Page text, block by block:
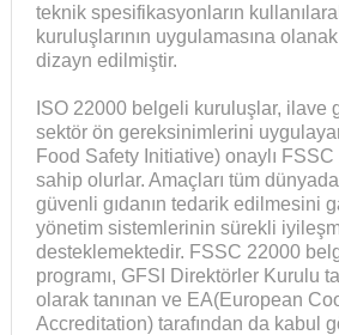
teknik spesifikasyonların
kuruluşlarının uygulamasına
dizayn edilmiştir.
ISO 22000 belgeli kuruluşlar, ilave
sektör ön gereksinimlerini
Food Safety Initiative) onaylı
sahip olurlar. Amaçları tüm
güvenli gıdanın tedarik edilmesini
yönetim sistemlerinin sürekli
desteklemektedir. FSSC 22000
programı, GFSI Direktörler Kurulu
olarak tanınan ve EA(European
Accreditation) tarafından da kabul